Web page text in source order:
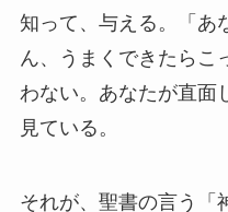
知って、与える。「あ
ん、うまくできたらこ
わない。あなたが直面
見ている。
それが、聖書の言う「